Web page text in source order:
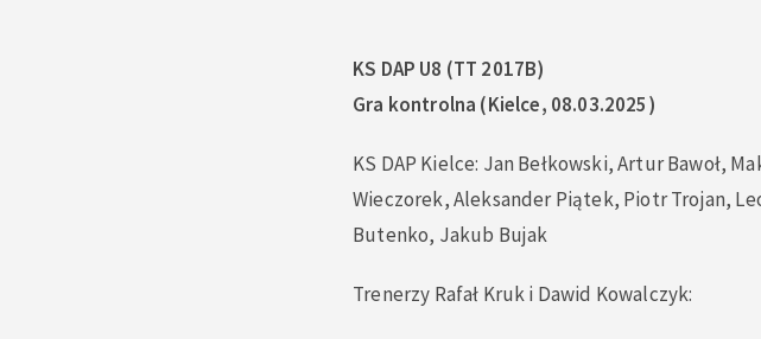
KS DAP U8 (TT 2017B)
Gra kontrolna (Kielce, 08.03.2025)
KS DAP Kielce: Jan Bełkowski, Artur Bawoł,
Wieczorek, Aleksander Piątek, Piotr Trojan,
Butenko, Jakub Bujak
Trenerzy Rafał Kruk i Dawid Kowalczyk: